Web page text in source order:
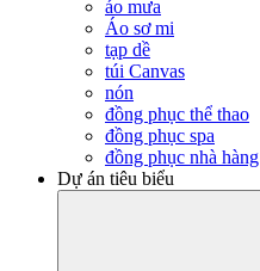
áo mưa
Áo sơ mi
tạp dề
túi Canvas
nón
đồng phục thể thao
đồng phục spa
đồng phục nhà hàng
Dự án tiêu biểu